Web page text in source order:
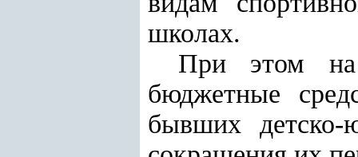
школах.
При этом на
бюджетные
бывших